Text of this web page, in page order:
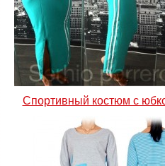
Спортивный костюм с